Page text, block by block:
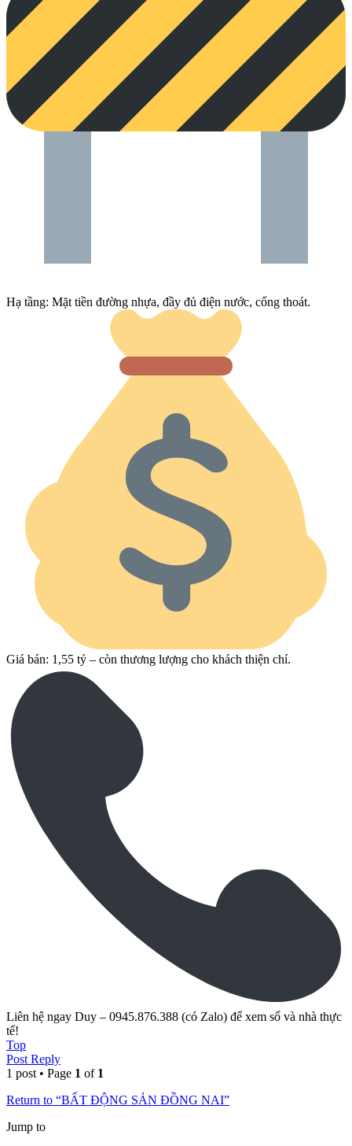
Hạ tầng: Mặt tiền đường nhựa, đầy đủ điện nước, cống thoát.
Giá bán: 1,55 tỷ – còn thương lượng cho khách thiện chí.
Liên hệ ngay Duy – 0945.876.388 (có Zalo) để xem sổ và nhà thực
tế!
Top
Post Reply
1 post • Page 1 of 1
Return to “BẤT ĐỘNG SẢN ĐỒNG NAI”
Jump to